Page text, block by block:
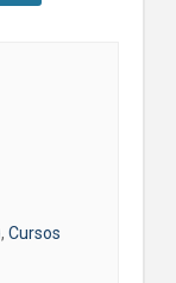
,Cursos